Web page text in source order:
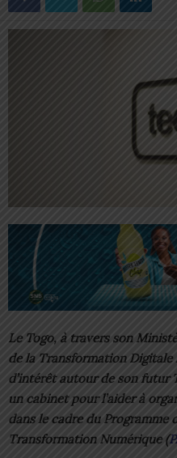
Le Togo, à travers son
de la Transformation
d’intérêt autour de son futur
un cabinet pour l’aider à
dans le cadre du Programme
Transformation Numérique (